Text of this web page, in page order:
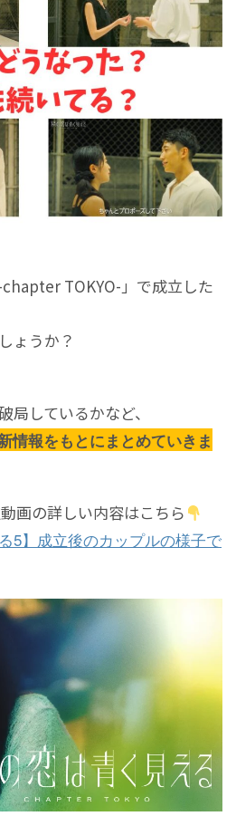
chapter TOKYO-」で成立した
ょうか？
局しているかなど、
情報をもとにまとめていきま
画の詳しい内容はこちら
5】成立後のカップルの様子で